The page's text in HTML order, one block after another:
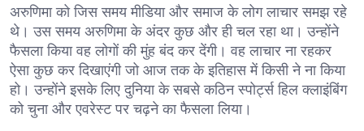
अरुणिमा को जिस समय मीडिया और समाज के लोग लाचार समझ रहे
थे। उस समय अरुणिमा के अंदर कुछ और ही चल रहा था। उन्होंने
फैसला किया वह लोगों की मुंह बंद कर देंगी। वह लाचार ना रहकर
ऐसा कुछ कर दिखाएंगी जो आज तक के इतिहास में किसी ने ना किया
हो। उन्होंने इसके लिए दुनिया के सबसे कठिन स्पोर्ट्स हिल क्लाइंबिंग
को चुना और एवरेस्ट पर चढ़ने का फैसला लिया।